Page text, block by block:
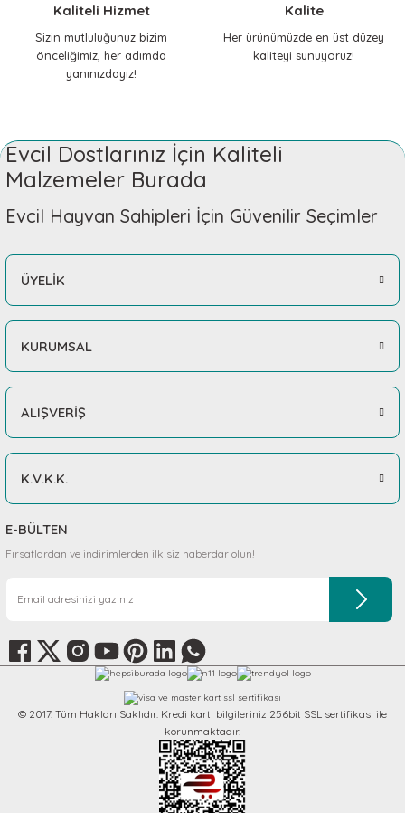
Kaliteli Hizmet
Sizin mutluluğunuz bizim
önceliğimiz, her adımda
yanınızdayız!
Kalite
Her ürünümüzde en üst düzey
kaliteyi sunuyoruz!
Evcil Dostlarınız İçin Kaliteli
Malzemeler Burada
Evcil Hayvan Sahipleri İçin Güvenilir Seçimler
ÜYELİK
KURUMSAL
ALIŞVERİŞ
K.V.K.K.
E-BÜLTEN
Fırsatlardan ve indirimlerden ilk siz haberdar olun!
© 2017. Tüm Hakları Saklıdır. Kredi kartı bilgileriniz 256bit SSL sertifikası ile
korunmaktadır.